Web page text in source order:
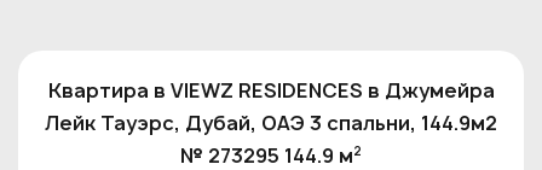
Квартира в VIEWZ RESIDENCES в Джумейра
Лейк Тауэрс, Дубай, ОАЭ 3 спальни, 144.9м2
№ 273295 144.9 м2